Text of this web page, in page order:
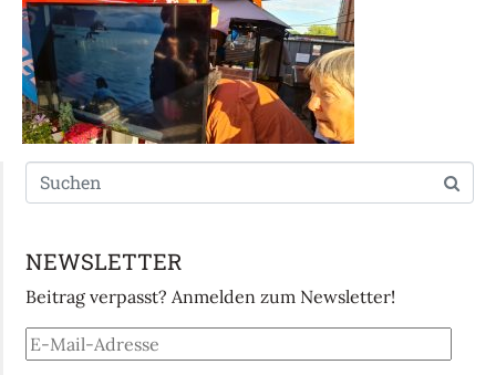
NEWSLETTER
Beitrag verpasst? Anmelden zum Newsletter!